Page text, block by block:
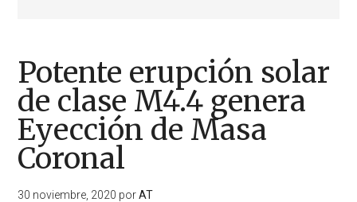
Potente erupción solar
de clase M4.4 genera
Eyección de Masa
Coronal
30 noviembre, 2020 porAT